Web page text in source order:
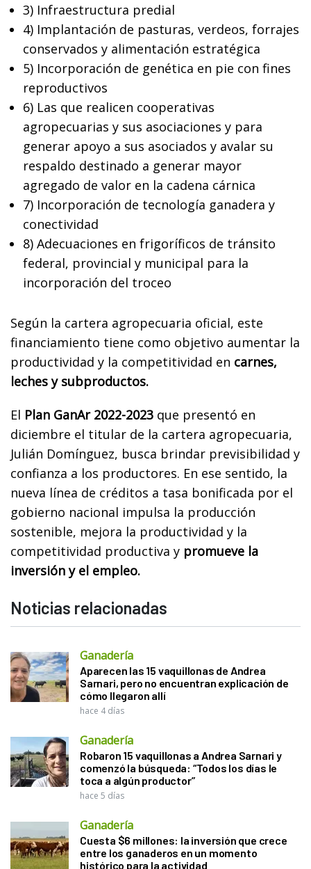
3) Infraestructura predial
4) Implantación de pasturas, verdeos, forrajes
conservados y alimentación estratégica
5) Incorporación de genética en pie con fines
reproductivos
6) Las que realicen cooperativas
agropecuarias y sus asociaciones y para
generar apoyo a sus asociados y avalar su
respaldo destinado a generar mayor
agregado de valor en la cadena cárnica
7) Incorporación de tecnología ganadera y
conectividad
8) Adecuaciones en frigoríficos de tránsito
federal, provincial y municipal para la
incorporación del troceo
Según la cartera agropecuaria oficial, este
financiamiento tiene como objetivo aumentar la
productividad y la competitividad en carnes,
leches y subproductos.
El Plan GanAr 2022-2023 que presentó en
diciembre el titular de la cartera agropecuaria,
Julián Domínguez, busca brindar previsibilidad y
confianza a los productores. En ese sentido, la
nueva línea de créditos a tasa bonificada por el
gobierno nacional impulsa la producción
sostenible, mejora la productividad y la
competitividad productiva y promueve la
inversión y el empleo.
Noticias relacionadas
Ganadería
Aparecen las 15 vaquillonas de Andrea
Sarnari, pero no encuentran explicación de
cómo llegaron allí
hace 4 días
Ganadería
Robaron 15 vaquillonas a Andrea Sarnari y
comenzó la búsqueda: “Todos los días le
toca a algún productor”
hace 5 días
Ganadería
Cuesta $6 millones: la inversión que crece
entre los ganaderos en un momento
histórico para la actividad